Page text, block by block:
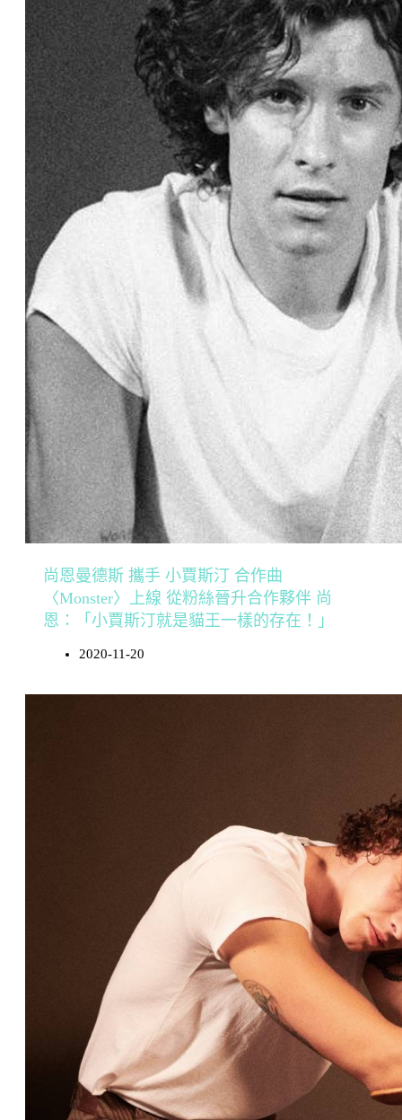
尚恩曼德斯 攜手 小賈斯汀 合作曲
〈Monster〉上線 從粉絲晉升合作夥伴 尚
恩：「小賈斯汀就是貓王一樣的存在！」
2020-11-20